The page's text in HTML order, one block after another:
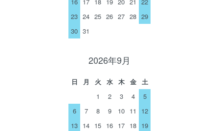
23 24 25 26 27 28 29
30 31
2026年9月
日 月 火 水 木 金
土
1
2 3 4
5
6
7 8 9 10 11
12
13 14 15 16 17 18 19